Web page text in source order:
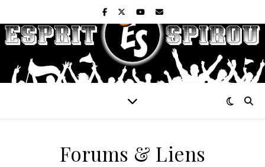
Forums & Liens